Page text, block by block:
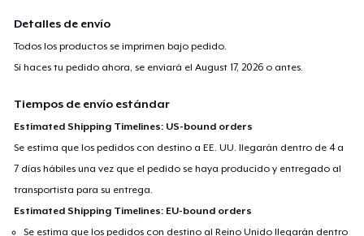
Detalles de envío
Todos los productos se imprimen bajo pedido.
Si haces tu pedido ahora, se enviará elAugust 17, 2026 o antes.
Tiempos de envío estándar
Estimated Shipping Timelines: US-bound orders
Se estima que los pedidos con destino a EE. UU. llegarán dentro de 4 a
7 días hábiles una vez que el pedido se haya producido y entregado al
transportista para su entrega.
Estimated Shipping Timelines: EU-bound orders
Se estima que los pedidos con destino al Reino Unido llegarán dentro